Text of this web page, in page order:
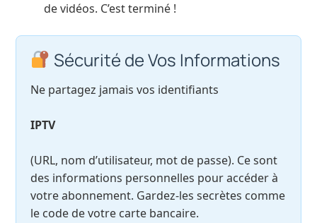
de vidéos. C’est terminé !
Sécurité de Vos Informations
Ne partagez jamais vos identifiants
IPTV
(URL, nom d’utilisateur, mot de passe). Ce sont
des informations personnelles pour accéder à
votre abonnement. Gardez-les secrètes comme
le code de votre carte bancaire.